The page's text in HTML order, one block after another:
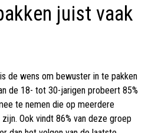
juist vaak
de wens om bewuster in te pakken
de 18- tot 30-jarigen probeert 85%
te nemen die op meerdere
Ook vindt 86% van deze groep